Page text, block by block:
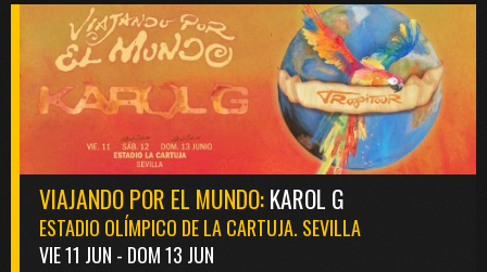
VIAJANDO POR EL MUNDO:KAROL G
ESTADIO OLÍMPICO DE LA CARTUJA. SEVILLA
VIE 11 JUN - DOM 13 JUN